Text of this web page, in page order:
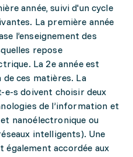
année, suivi d'un cycle
La première année
l’enseignement des
repose
La 2e année est
ces matières. La
e-s doivent choisir deux
de l’information et
nanoélectronique ou
intelligents). Une
accordée aux